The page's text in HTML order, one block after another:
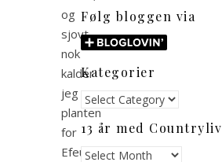
og
sjovt
nok
kalder
jeg
planten
for
Efeu
Følg bloggen via
Kategorier
Kategorier
13 år med Countryliv
13